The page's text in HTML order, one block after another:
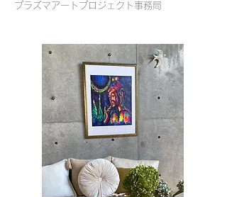
プラズマアートプロジェクト事務局